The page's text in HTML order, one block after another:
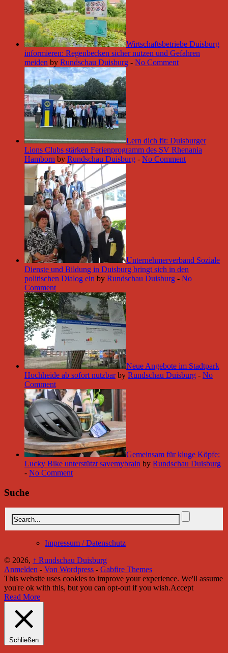
Wirtschaftsbetriebe Duisburg
informieren: Regenbecken sicher nutzen und Gefahren
meiden by Rundschau Duisburg - No Comment
Lern dich fit: Duisburger
Lions Clubs stärken Ferienprogramm des SV Rhenania
Hamborn by Rundschau Duisburg - No Comment
Unternehmerverband Soziale
Dienste und Bildung in Duisburg bringt sich in den
politischen Dialog ein by Rundschau Duisburg - No
Comment
Neue Angebote im Stadtpark
Hochheide ab sofort nutzbar by Rundschau Duisburg - No
Comment
Gemeinsam für kluge Köpfe:
Lucky Bike unterstützt savemybrain by Rundschau Duisburg
- No Comment
Suche
Impressum / Datenschutz
© 2026, ↑ Rundschau Duisburg
Anmelden - Von Wordpress - Gabfire Themes
This website uses cookies to improve your experience. We'll assume
you're ok with this, but you can opt-out if you wish.Accept
Read More
Schließen